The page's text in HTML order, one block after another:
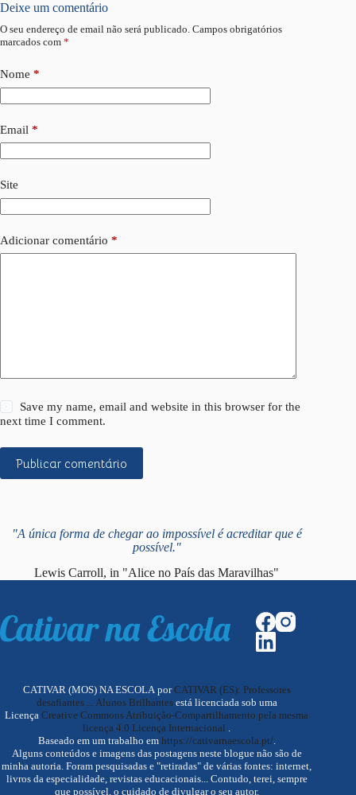
Deixe um comentário
O seu endereço de email não será publicado. Campos obrigatórios
marcados com *
Nome *
Email *
Site
Adicionar comentário *
Save my name, email and website in this browser for the
next time I comment.
Publicar comentário
"A única forma de chegar ao impossível é acreditar que é
possível."
Lewis Carroll, in "Alice no País das Maravilhas"
CATIVAR (MOS) NA ESCOLA porCATIVAR (ES): Professores
desafiantes ... Alunos Brilhantesestá licenciada sob uma
LicençaCreative Commons Atribuição-Compartilhamento pela mesma
licença 4.0 Licença Internacional .
Baseado em um trabalho em https://cativarnaescola.pt/.
Alguns conteúdos e imagens das postagens neste blogue não são de
minha autoria. Foram pesquisadas e "retiradas" de várias fontes: internet,
livros da especialidade, revistas educacionais... Contudo, terei, sempre
que possível, o cuidado de divulgar o seu autor.